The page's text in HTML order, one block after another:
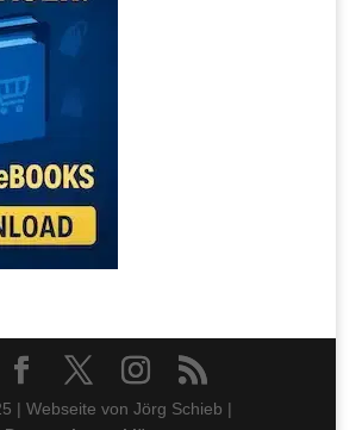
| Webseite von Jörg Schieb |